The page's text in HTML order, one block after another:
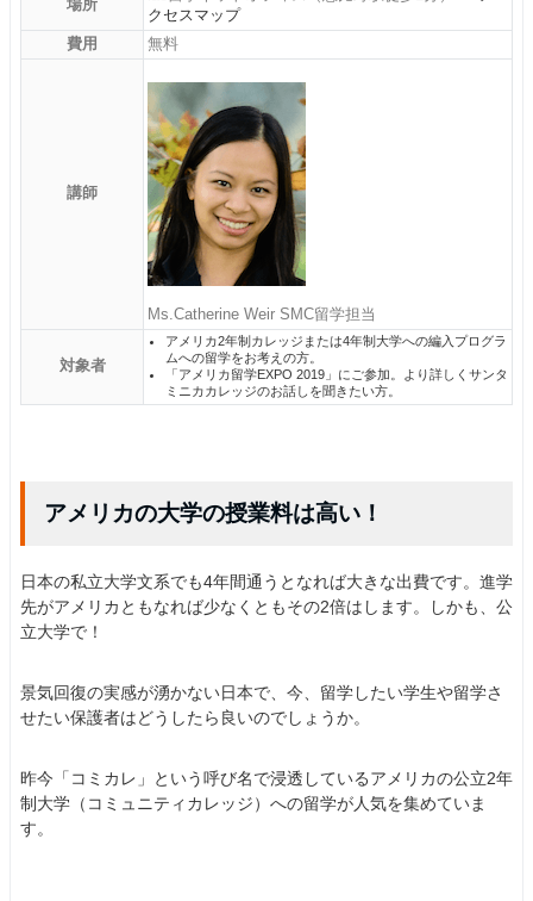
場所
クセスマップ
費用
無料
講師
Ms.Catherine Weir SMC留学担当
対象者
アメリカ2年制カレッジまたは4年制大学への編入プログラ
ムへの留学をお考えの方。
「アメリカ留学EXPO 2019」にご参加。より詳しくサンタ
ミニカカレッジのお話しを聞きたい方。
アメリカの大学の授業料は高い！
日本の私立大学文系でも4年間通うとなれば大きな出費です。進学
先がアメリカともなれば少なくともその2倍はします。しかも、公
立大学で！
景気回復の実感が湧かない日本で、今、留学したい学生や留学さ
せたい保護者はどうしたら良いのでしょうか。
昨今「コミカレ」という呼び名で浸透しているアメリカの公立2年
制大学（コミュニティカレッジ）への留学が人気を集めていま
す。